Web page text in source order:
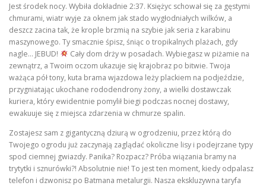
Jest środek nocy. Wybiła dokładnie 2:37. Księżyc schował się za gęstymi
chmurami, wiatr wyje za oknem jak stado wygłodniałych wilków, a
deszcz zacina tak, że krople brzmią na szybie jak seria z karabinu
maszynowego. Ty smacznie śpisz, śniąc o tropikalnych plażach, gdy
nagle… JEBUD!
Cały dom drży w posadach. Wybiegasz w piżamie na
zewnątrz, a Twoim oczom ukazuje się krajobraz po bitwie. Twoja
ważąca pół tony, kuta brama wjazdowa leży plackiem na podjeździe,
przygniatając ukochane rododendrony żony, a wielki dostawczak
kuriera, który ewidentnie pomylił biegi podczas nocnej dostawy,
ewakuuje się z miejsca zdarzenia w chmurze spalin.
Zostajesz sam z gigantyczną dziurą w ogrodzeniu, przez którą do
Twojego ogrodu już zaczynają zaglądać okoliczne lisy i podejrzane typy
spod ciemnej gwiazdy. Panika? Rozpacz? Próba wiązania bramy na
trytytki i sznurówki?! Absolutnie nie! To jest ten moment, kiedy odpalasz
telefon i dzwonisz po Batmana metalurgii. Nasza ekskluzywna taryfa